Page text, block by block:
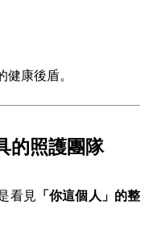
康後盾。
的照護團隊
看見 「你這個人」的整